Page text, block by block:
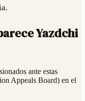
Yazdchi
ante estas
Appeals Board) en el